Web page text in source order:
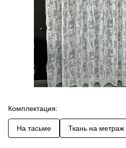
Комплектация:
На тасьме Ткань на метраж